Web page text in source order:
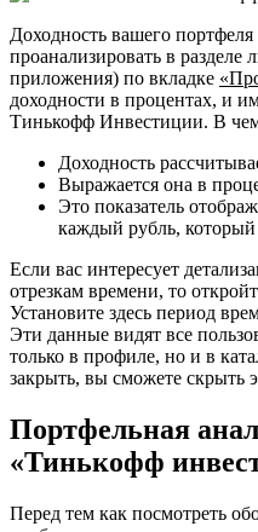
Доходность вашего
проанализировать в разделе
приложения) по вкладке
доходности в процентах, и
Тинькофф Инвестиции. В чем
Доходность
Выражается она в
Это показатель
каждый рубль,
Если вас интересует
отрезкам времени, то
Установите здесь период
Эти данные видят все
только в профиле, но и в
закрыть, вы сможете скрыть
Портфельная
«Тинькофф
Перед тем как посмотреть